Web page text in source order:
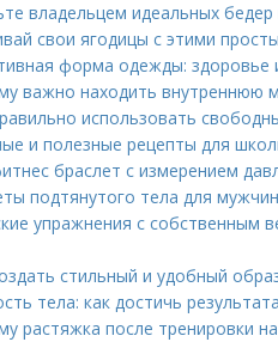
владельцем идеальных
свои ягодицы с этими
форма одежды: здоровье
важно находить внутреннюю
использовать
и полезные рецепты для
браслет с измерением
подтянутого тела для
упражнения с собственным
стильный и удобный
тела: как достичь
растяжка после тренировки